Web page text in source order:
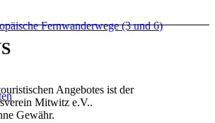
Fernwanderwege (3 und 6)
Angebotes ist der
Mitwitz e.V..
Gewähr.